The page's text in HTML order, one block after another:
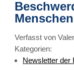
Verfasst von
Kategorien:
Newsletter der